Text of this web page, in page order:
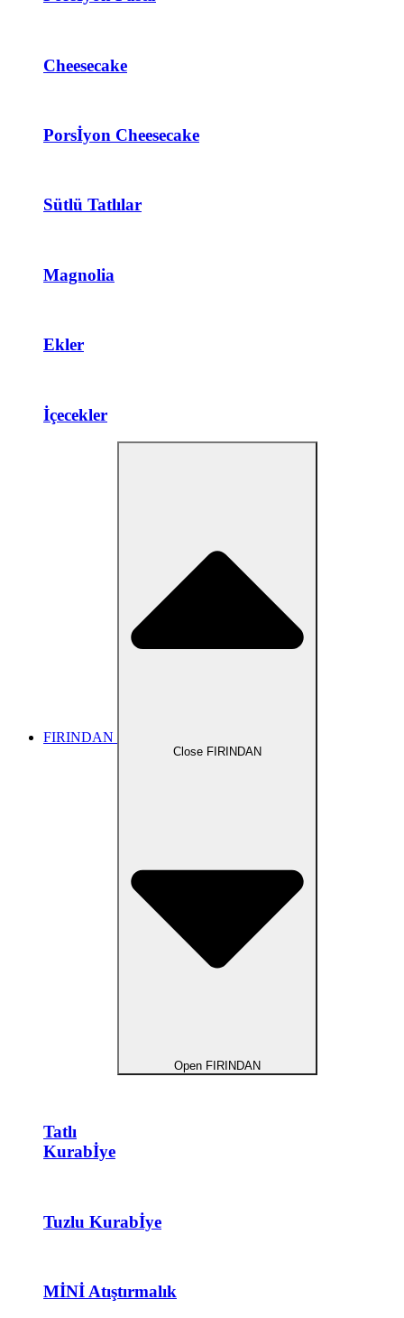
Cheesecake
Porsİyon Cheesecake
Sütlü Tatlılar
Magnolia
Ekler
İçecekler
FIRINDAN
Close FIRINDAN
Open FIRINDAN
Tatlı
Kurabİye
Tuzlu Kurabİye
MİNİ Atıştırmalık